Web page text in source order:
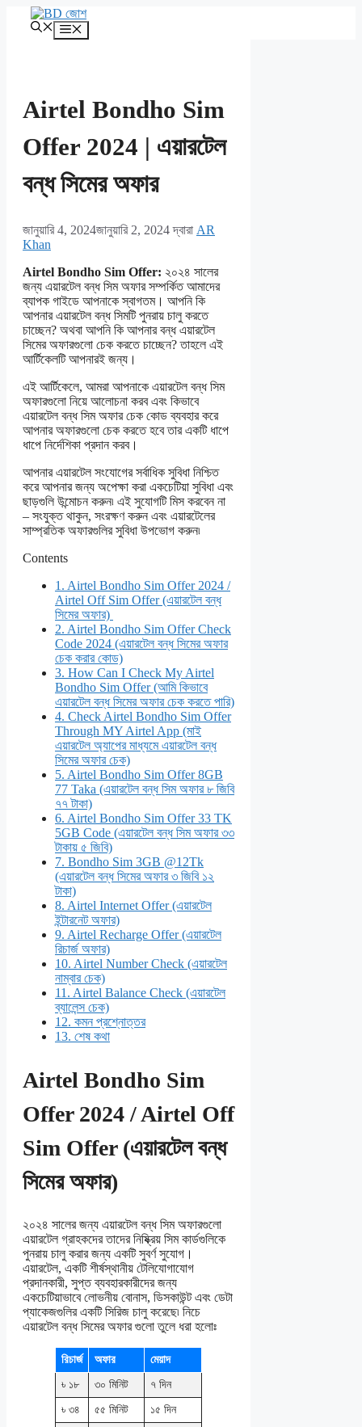
এড়িেয়
Airtel Bondho Sim
Offer 2024 | এয়ারটেল
বন্ধ সিমের অফার
জানুয়ারি 4, 2024জানুয়ারি 2, 2024 দ্বারা AR
Khan
Airtel Bondho Sim Offer: ২০২৪ সালের
জন্য এয়ারটেল বন্ধ সিম অফার সম্পর্কিত আমাদের
ব্যাপক গাইডে আপনাকে স্বাগতম। আপনি কি
আপনার এয়ারটেল বন্ধ সিমটি পুনরায় চালু করতে
চাচ্ছেন? অথবা আপনি কি আপনার বন্ধ এয়ারটেল
সিমের অফারগুলো চেক করতে চাচ্ছেন? তাহলে এই
আর্টিকেলটি আপনারই জন্য।
এই আর্টিকেলে, আমরা আপনাকে এয়ারটেল বন্ধ সিম
অফারগুলো নিয়ে আলোচনা করব এবং কিভাবে
এয়ারটেল বন্ধ সিম অফার চেক কোড ব্যবহার করে
আপনার অফারগুলো চেক করতে হবে তার একটি ধাপে
ধাপে নির্দেশিকা প্রদান করব।
আপনার এয়ারটেল সংযোগের সর্বাধিক সুবিধা নিশ্চিত
করে আপনার জন্য অপেক্ষা করা একচেটিয়া সুবিধা এবং
ছাড়গুলি উন্মোচন করুন৷ এই সুযোগটি মিস করবেন না
– সংযুক্ত থাকুন, সংরক্ষণ করুন এবং এয়ারটেলের
সাম্প্রতিক অফারগুলির সুবিধা উপভোগ করুন৷
Contents
1. Airtel Bondho Sim Offer 2024 /
Airtel Off Sim Offer (এয়ারটেল বন্ধ
সিমের অফার)
2. Airtel Bondho Sim Offer Check
Code 2024 (এয়ারটেল বন্ধ সিমের অফার
চেক করার কোড)
3. How Can I Check My Airtel
Bondho Sim Offer (আমি কিভাবে
এয়ারটেল বন্ধ সিমের অফার চেক করতে পারি)
4. Check Airtel Bondho Sim Offer
Through MY Airtel App (মাই
এয়ারটেল অ্যাপের মাধ্যমে এয়ারটেল বন্ধ
সিমের অফার চেক)
5. Airtel Bondho Sim Offer 8GB
77 Taka (এয়ারটেল বন্ধ সিম অফার ৮ জিবি
৭৭ টাকা)
6. Airtel Bondho Sim Offer 33 TK
5GB Code (এয়ারটেল বন্ধ সিম অফার ৩৩
টাকায় ৫ জিবি)
7. Bondho Sim 3GB @12Tk
(এয়ারটেল বন্ধ সিমের অফার ৩ জিবি ১২
টাকা)
8. Airtel Internet Offer (এয়ারটেল
ইন্টারনেট অফার)
9. Airtel Recharge Offer (এয়ারটেল
রিচার্জ অফার)
10. Airtel Number Check (এয়ারটেল
নাম্বার চেক)
11. Airtel Balance Check (এয়ারটেল
ব্যালেন্স চেক)
12. কমন প্রশ্নোত্তর
13. শেষ কথা
Airtel Bondho Sim
Offer 2024 / Airtel Off
Sim Offer (এয়ারটেল বন্ধ
সিমের অফার)
২০২৪ সালের জন্য এয়ারটেল বন্ধ সিম অফারগুলো
এয়ারটেল গ্রাহকদের তাদের নিষ্ক্রিয় সিম কার্ডগুলিকে
পুনরায় চালু করার জন্য একটি সুবর্ণ সুযোগ।
এয়ারটেল, একটি শীর্ষস্থানীয় টেলিযোগাযোগ
প্রদানকারী, সুপ্ত ব্যবহারকারীদের জন্য
একচেটিয়াভাবে লোভনীয় বোনাস, ডিসকাউন্ট এবং ডেটা
প্যাকেজগুলির একটি সিরিজ চালু করেছে৷ নিচে
এয়ারটেল বন্ধ সিমের অফার গুলো তুলে ধরা হলোঃ
রিচার্জ অফার মেয়াদ
৳ ১৮ ৩০ মিনিট ৭ দিন
৳ ৩৪ ৫৫ মিনিট ১৫ দিন